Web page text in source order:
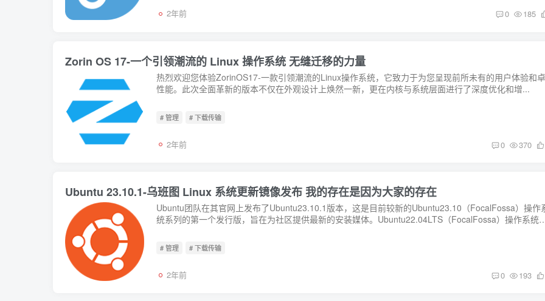
2年前 0 185
Zorin OS 17-一个引领潮流的 Linux 操作系统 无缝迁移的力量
热烈欢迎您体验ZorinOS17-一款引领潮流的Linux操作系统，它致力于为您呈现前所未有的用户体验和
性能。此次全面革新的版本不仅在外观设计上焕然一新，更在内核与系统层面进行了深度优化和增...
# 管理 # 下载传输
2年前 0 370
Ubuntu 23.10.1-乌班图 Linux 系统更新镜像发布 我的存在是因为大家的存在
Ubuntu团队在其官网上发布了Ubuntu23.10.1版本，这是目前较新的Ubuntu23.10（FocalFossa）操作
统系列的第一个发行版，旨在为社区提供最新的安装媒体。Ubuntu22.04LTS（FocalFossa）操作系统
# 管理 # 下载传输
2年前 0 193